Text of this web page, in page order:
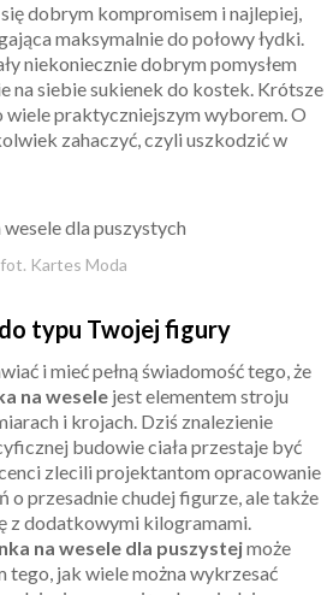
dobrym kompromisem i najlepiej,
maksymalnie do połowy łydki.
niekoniecznie dobrym pomysłem
na siebie sukienek do kostek. Krótsze
wiele praktyczniejszym wyborem. O
zahaczyć, czyli uszkodzić w
fot. Kartes Moda
typu Twojej figury
i mieć pełną świadomość tego, że
na wesele jest elementem stroju
i krojach. Dziś znalezienie
budowie ciała przestaje być
zlecili projektantom opracowanie
o przesadnie chudej figurze, ale także
z dodatkowymi kilogramami.
na wesele dla puszystejmoże
tego, jak wiele można wykrzesać